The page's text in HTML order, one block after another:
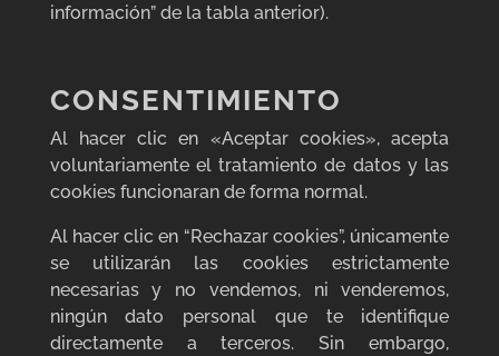
información” de la tabla anterior).
CONSENTIMIENTO
Al hacer clic en «Aceptar cookies», acepta
voluntariamente el tratamiento de datos y las
cookies funcionaran de forma normal.
Al hacer clic en “Rechazar cookies”, únicamente
se utilizarán las cookies estrictamente
necesarias y no vendemos, ni venderemos,
ningún dato personal que te identifique
directamente a terceros. Sin embargo,